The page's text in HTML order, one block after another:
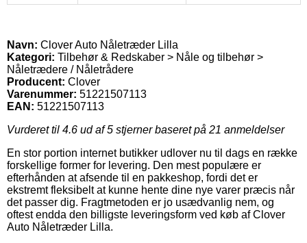
Navn: Clover Auto Nåletræder Lilla
Kategori: Tilbehør & Redskaber > Nåle og tilbehør >
Nåletrædere / Nåletrådere
Producent: Clover
Varenummer: 51221507113
EAN: 51221507113
Vurderet til 4.6 ud af 5 stjerner baseret på 21 anmeldelser
En stor portion internet butikker udlover nu til dags en række
forskellige former for levering. Den mest populære er
efterhånden at afsende til en pakkeshop, fordi det er
ekstremt fleksibelt at kunne hente dine nye varer præcis når
det passer dig. Fragtmetoden er jo usædvanlig nem, og
oftest endda den billigste leveringsform ved køb af Clover
Auto Nåletræder Lilla.